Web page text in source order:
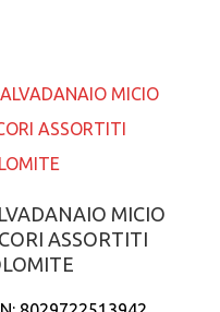
Aggiungi al carrello
MICIO
ASSORTITI